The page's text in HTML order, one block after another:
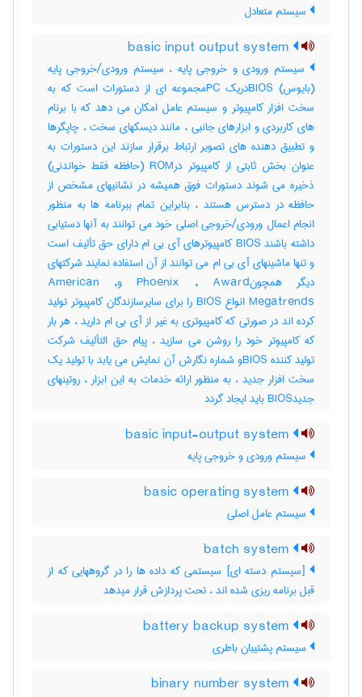
سیستم متعادل
سیستم ورودی و خروجی پایه ، سیستم ورودی/خروجی پایه
(بایوس) BIOSدریک PCمجموعه ای از دستورات است که به
سخت افزار کامپیوتر و سیستم عامل امکان می دهد که با برنام
های کاربردی و ابزارهای جانبی ، مانند دیسکهای سخت ، چاپگرها
و تطبیق دهنده های تصویر ارتباط برقرار سازند این دستورات به
عنوان بخش ثابتی از کامپیوتر درROM (حافظه فقط خواندنی)
ذخیره می شوند دستورات فوق همیشه در نشانیهای مشخص از
حافظه در دسترس هستند ، بنابراین تمام ببرنامه ها به منظور
انجام اعمال ورودی/خروجی اصلی خود می توانند به آنها دستیابی
داشته باشند BIOS کامپیوترهای آی بی ام دارای حق تألیف است
و تنها ماشینهای آی بی ام می توانند از آن استفاده نمایند شرکتهای
دیگر همچونPhoenix , Award وAmerican ,
Megatrends انواع BIOS را برای سایرسازندگان کامپیوتر تولید
کرده اند در صورتی که کامپیوتری به غیر از آی بی ام دارید ، هر بار
که کامپیوتر خود را روشن می سازید ، پیام حق التألیف شرکت
تولید کننده BIOSو شماره نگارش آن نمایش می یابد با تولید یک
سخت افزار جدید ، به منظور ارائه خدمات به این ابزار ، روتینهای
جدیدBIOS باید ایجاد گردد
سیستم ورودی و خروجی پایه
سیستم عامل اصلی
[سیستم دسته ای] سیستمی که داده ها را در گروههایی که از
قبل برنامه ریزی شده اند ، تحت پردازش قرار میدهد
سیستم پشتیبان باطری